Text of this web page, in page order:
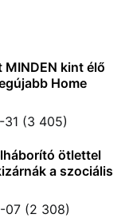
kint élő
Home
(3 405)
ötlettel
a szociális
07 (2 308)